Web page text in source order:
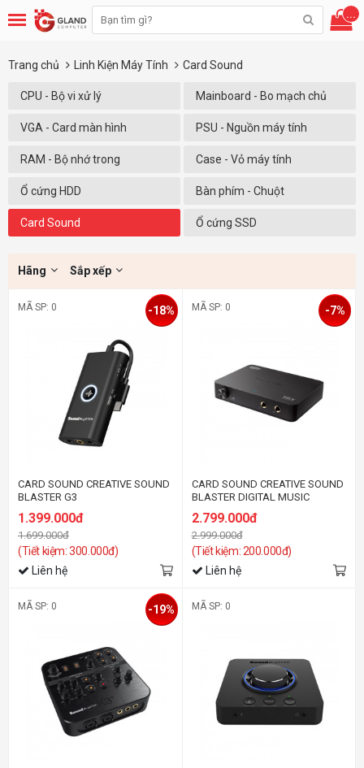
...
Trang chủ Linh Kiện Máy Tính Card Sound
CPU - Bộ vi xử lý Mainboard - Bo mạch chủ
VGA - Card màn hình PSU - Nguồn máy tính
RAM - Bộ nhớ trong Case - Vỏ máy tính
Ổ cứng HDD Bàn phím - Chuột
Card Sound Ổ cứng SSD
Hãng Sắp xếp
MÃ SP: 0
CARD SOUND CREATIVE SOUND
BLASTER G3
1.399.000đ
1.699.000đ
(Tiết kiệm: 300.000đ)
-18%
Liên hệ
MÃ SP: 0
CARD SOUND CREATIVE SOUND
BLASTER DIGITAL MUSIC
2.799.000đ
2.999.000đ
(Tiết kiệm: 200.000đ)
-7%
Liên hệ
MÃ SP: 0 -19% MÃ SP: 0